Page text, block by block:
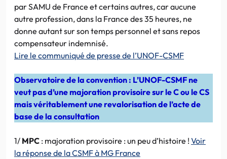
par SAMU de France et certains autres, car aucune
autre profession, dans la France des 35 heures, ne
donne autant sur son temps personnel et sans repos
compensateur indemnisé.
Lire le communiqué de presse de l’UNOF-CSMF
Observatoire de la convention : L’UNOF-CSMF ne
veut pas d’une majoration provisoire sur le C ou le CS
mais véritablement une revalorisation de l’acte de
base de la consultation
1/ MPC : majoration provisoire : un peu d’histoire ! Voir
la réponse de la CSMF à MG France